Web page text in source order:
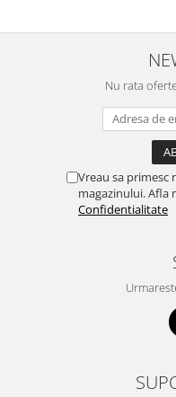
Nu rata
Vreau sa
magazinului. Afla
Confidentialitate